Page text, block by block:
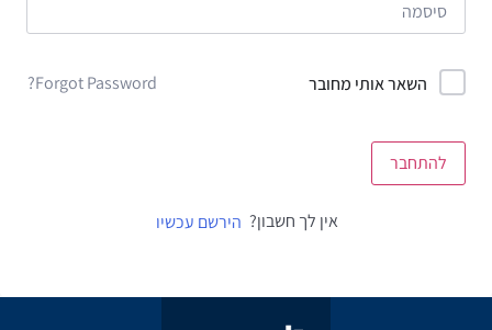
השאר אותי מחובר Forgot Password?
להתחבר
אין לך חשבון? הירשם עכשיו